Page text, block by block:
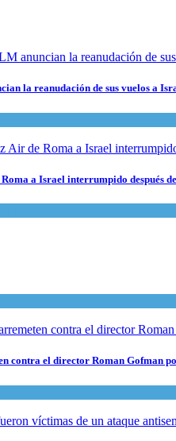
la reanudación de sus vuelos a
a Israel interrumpido después
contra el director Roman Gofman